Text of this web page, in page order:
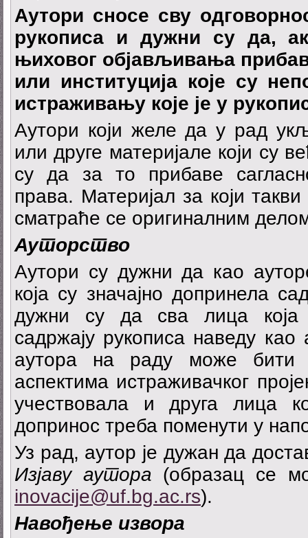
Аутори сносе сву
рукописа и дужни су да,
њиховог објављивања
или институција које су
истраживању које је у
Аутори који желе да у рад
или друге материјале који су
су да за то прибаве
права. Материјал за који
сматраће се оригиналним
Ауторство
Аутори су дужни да као
која су значајно допринела
дужни су да сва лица која
садржају рукописа наведу
аутора на раду може
аспектима истраживачког
учествовала и друга лица
допринос треба поменути у
Уз рад, аутор је дужан да
Изјаву аутора (образац се
inovacije@uf.bg.ac.rs).
Навођење извора